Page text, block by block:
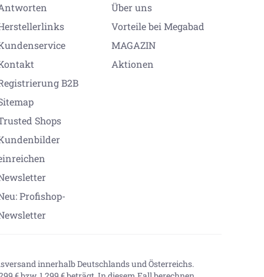
B2B
Shops
Profishop-
Über uns
Vorteile bei Megabad
MAGAZIN
Aktionen
innerhalb Deutschlands und Österreichs.